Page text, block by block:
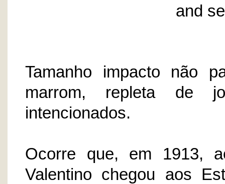
and
Tamanho impacto não
marrom, repleta de
intencionados.
Ocorre que, em 1913,
Valentino chegou aos